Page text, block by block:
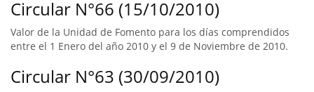
Circular N°66 (15/10/2010)
Valor de la Unidad de Fomento para los días comprendidos
entre el 1 Enero del año 2010 y el 9 de Noviembre de 2010.
Circular N°63 (30/09/2010)